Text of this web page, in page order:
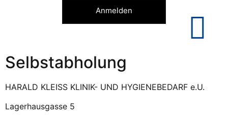
Anmelden
Selbstabholung
HARALD KLEISS KLINIK- UND HYGIENEBEDARF e.U.
Lagerhausgasse 5